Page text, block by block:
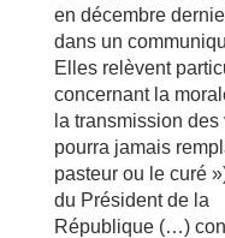
en décembre
dans un
Elles relèvent
concernant la
la transmission
pourra jamais
pasteur ou le curé
du Président de la
République (…)